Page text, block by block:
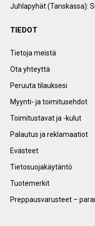
Juhlapyhät (Tanskassa):
TIEDOT
Tietoja meistä
Ota yhteyttä
Peruuta tilauksesi
Myynti- ja toimitusehdot
Toimitustavat ja -kulut
Palautus ja reklamaatiot
Evästeet
Tietosuojakäytäntö
Tuotemerkit
Preppausvarusteet –